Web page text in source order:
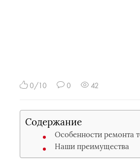
0/10 0 42
Содержание
Особенности ремонта
Наши преимущества